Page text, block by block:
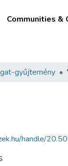
Communities &
gyűjtemény
handle/